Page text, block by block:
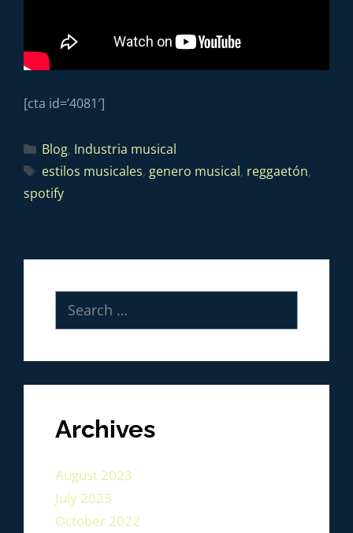
[cta id=’4081′]
Blog, Industria musical
estilos musicales, genero musical, reggaetón,
spotify
Archives
August 2023
July 2023
October 2022